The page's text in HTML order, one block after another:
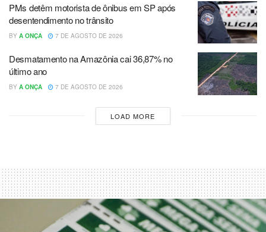
PMs detêm motorista de ônibus em SP após
desentendimento no trânsito
BY A ONÇA 7 DE AGOSTO DE 2026
Desmatamento na Amazônia cai 36,87% no
último ano
BY A ONÇA 7 DE AGOSTO DE 2026
LOAD MORE